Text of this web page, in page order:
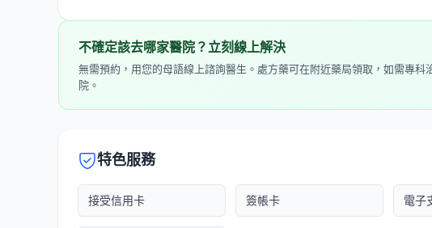
不確定該去哪家醫院？立刻線上解決
無需預約，用您的母語線上諮詢醫生。處方藥可在附近藥局領取，如需專科
院。
特色服務
接受信用卡 簽帳卡 電子